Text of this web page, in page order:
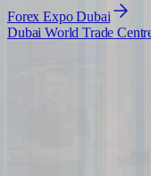
Forex Expo Dubai
Dubai World Trade